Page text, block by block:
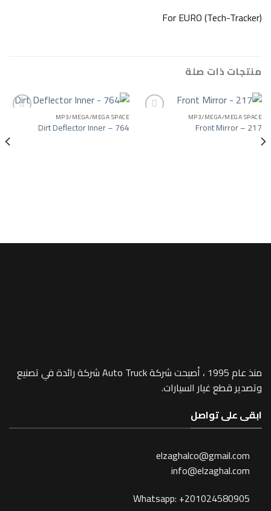
For EURO
صلة
MP3/
Front
to wishlist
MP3/MEGA/MEGA SPACE
Dirt Deflector Inner – 764
منذ عام 1995 ، أصبحت شركة Auto Truck شركة رائدة في تصنيع
غيار السيارات.
تواصل
Whatsapp: